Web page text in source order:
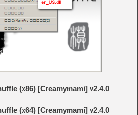
(x86) [Creamymami] v2.4.0
(x64) [Creamymami] v2.4.0